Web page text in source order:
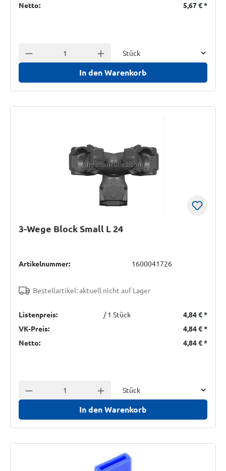
Netto:
5,67 €*
Anzahl verringern Anzahl erhöhen
In den Warenkorb
3-Wege Block Small L 24
Artikelnummer: 1600041726
Bestellartikel: aktuell nicht auf Lager
Listenpreis: / 1 Stück 4,84 €*
VK-Preis:
4,84 €*
Netto:
4,84 €*
Anzahl verringern Anzahl erhöhen
In den Warenkorb